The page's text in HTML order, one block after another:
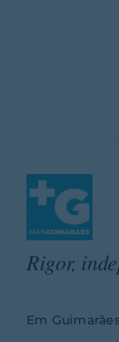
Rigor,
Em